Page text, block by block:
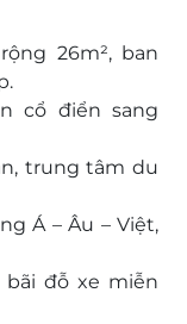
26m², ban
cổ điển sang
trung tâm du
Á – Âu – Việt,
bãi đỗ xe miễn